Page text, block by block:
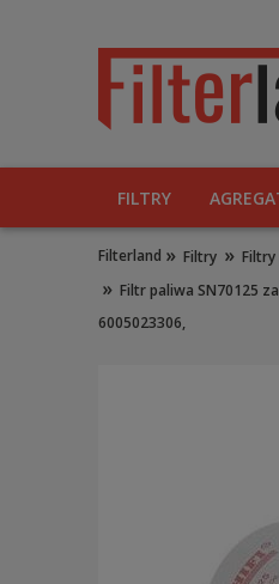
FILTRY
Filterland » Filtry » Filtry
» Filtr paliwa SN70125
6005023306,